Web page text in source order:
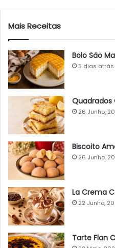
Mais Receitas
Bolo São
5 dias atrás
Quadrados
26 Junho,
Biscoito
26 Junho,
La Crema
22 Junho,
Tarte Flan